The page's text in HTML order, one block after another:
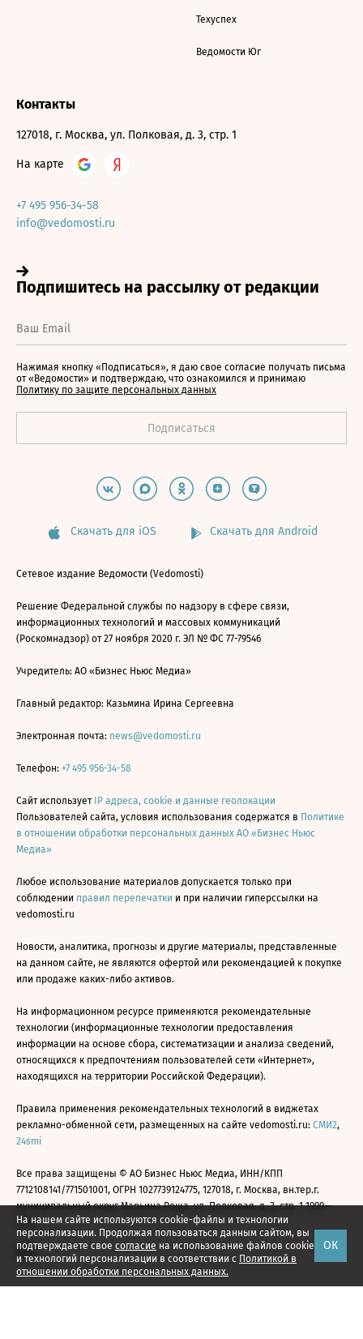
На нашем сайте используются cookie-файлы и технологии
персонализации. Продолжая пользоваться данным сайтом, вы
подтверждаете свое согласие на использование файлов cookie
и технологий персонализации в соответствии с Политикой в
отношении обработки персональных данных.
ОК
Техуспех
Ведомости Юг
Контакты
127018, г. Москва, ул. Полковая, д. 3, стр. 1
На карте
+7 495 956-34-58
info@vedomosti.ru
Нажимая кнопку «Подписаться», я даю свое согласие получать письма
от «Ведомости» и подтверждаю, что ознакомился и принимаю
Политику по защите персональных данных
Скачать для iOS Скачать для Android
Сетевое издание Ведомости (Vedomosti)
Решение Федеральной службы по надзору в сфере связи,
информационных технологий и массовых коммуникаций
(Роскомнадзор) от 27 ноября 2020 г. ЭЛ № ФС 77-79546
Учредитель: АО «Бизнес Ньюс Медиа»
Главный редактор: Казьмина Ирина Сергеевна
Электронная почта: news@vedomosti.ru
Телефон: +7 495 956-34-58
Сайт использует IP адреса, cookie и данные геолокации
Пользователей сайта, условия использования содержатся в Политике
в отношении обработки персональных данных АО «Бизнес Ньюс
Медиа»
Любое использование материалов допускается только при
соблюдении правил перепечатки и при наличии гиперссылки на
vedomosti.ru
Новости, аналитика, прогнозы и другие материалы, представленные
на данном сайте, не являются офертой или рекомендацией к покупке
или продаже каких-либо активов.
На информационном ресурсе применяются рекомендательные
технологии (информационные технологии предоставления
информации на основе сбора, систематизации и анализа сведений,
относящихся к предпочтениям пользователей сети «Интернет»,
находящихся на территории Российской Федерации).
Правила применения рекомендательных технологий в виджетах
рекламно-обменной сети, размещенных на сайте vedomosti.ru: СМИ2,
24smi
Все права защищены © АО Бизнес Ньюс Медиа, ИНН/КПП
7712108141/771501001, ОГРН 1027739124775, 127018, г. Москва, вн.тер.г.
муниципальный округ Марьина Роща, ул. Полковая, д. 3, стр. 1 1999—
2026